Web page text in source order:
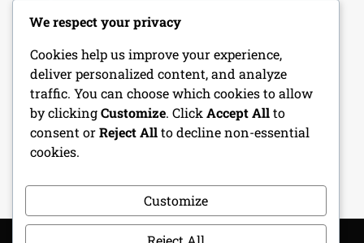
Terapia de Hielo para el Dolor de Rodilla: Beneficios,
Métodos, Momentos
Tendinitis Patelar en Corredores Principiantes:
Inflamación, Síntomas, Factores de Riesgo
Lesiones de ligamentos en corredores novatos: tipos,
síntomas, recuperación
We respect your privacy
Cookies help us improve your experience,
deliver personalized content, and analyze
traffic. You can choose which cookies to allow
by clickingCustomize. Click Accept Allto
consent orReject Allto decline non-essential
cookies.
Customize